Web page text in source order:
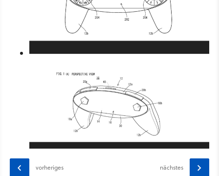
In Originalgröße anzeigen
vorheriges nächstes